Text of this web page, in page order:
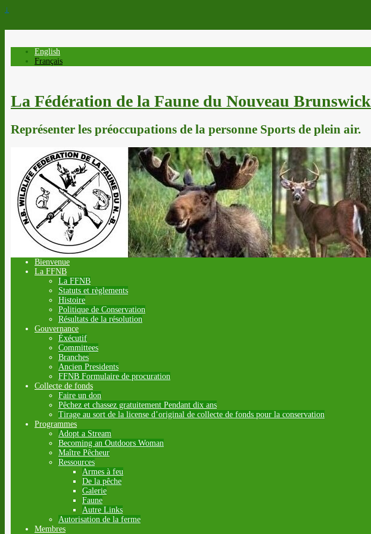
↓
English
Français
La Fédération de la Faune du Nouveau Brunswick
Représenter les préoccupations de la personne Sports de plein air.
Bienvenue
La FFNB
La FFNB
Statuts et règlements
Histoire
Politique de Conservation
Résultats de la résolution
Gouvernance
Éxécutif
Committees
Branches
Ancien Presidents
FFNB Formulaire de procuration
Collecte de fonds
Faire un don
Pêchez et chassez gratuitement Pendant dix ans
Tirage au sort de la license d’original de collecte de fonds pour la conservation
Programmes
Adopt a Stream
Becoming an Outdoors Woman
Maître Pêcheur
Ressources
Armes à feu
De la pêche
Galerie
Faune
Autre Links
Autorisation de la ferme
Membres